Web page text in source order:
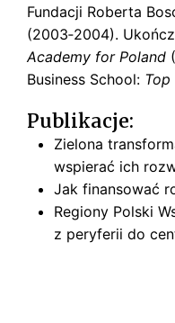
Fundacji Roberta
(2003‑2004).
Academy for Poland
Business School: Top
Publikacje:
Zielona
wspierać ich
Jak finansować
Regiony Polski
z peryferii do